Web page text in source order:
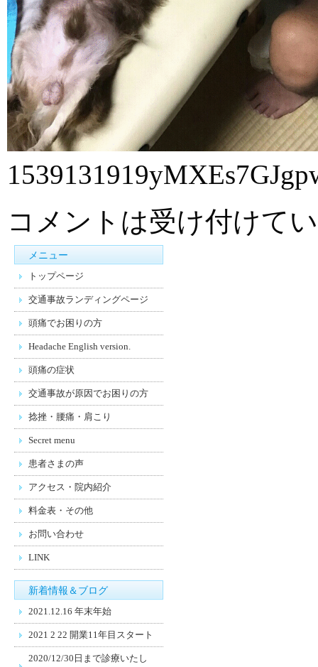
コメントは受け付けて
メニュー
トップページ
交通事故ランディングページ
頭痛でお困りの方
Headache English version.
頭痛の症状
交通事故が原因でお困りの方
捻挫・腰痛・肩こり
Secret menu
患者さまの声
アクセス・院内紹介
料金表・その他
お問い合わせ
LINK
新着情報＆ブログ
2021.12.16 年末年始
2021 2 22 開業11年目スタート
2020/12/30日まで診療いたし